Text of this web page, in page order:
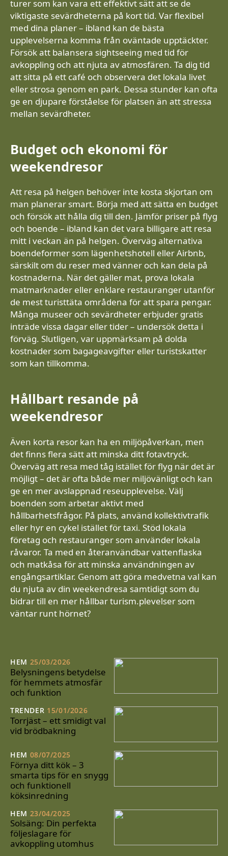
turer som kan vara ett effektivt sätt att se de
viktigaste sevärdheterna på kort tid. Var flexibel
med dina planer – ibland kan de bästa
upplevelserna komma från oväntade upptäckter.
Försök att balansera sightseeing med tid för
avkoppling och att njuta av atmosfären. Ta dig tid
att sitta på ett café och observera det lokala livet
eller strosa genom en park. Dessa stunder kan ofta
ge en djupare förståelse för platsen än att stressa
mellan sevärdheter.
Budget och ekonomi för
weekendresor
Att resa på helgen behöver inte kosta skjortan om
man planerar smart. Börja med att sätta en budget
och försök att hålla dig till den. Jämför priser på flyg
och boende – ibland kan det vara billigare att resa
mitt i veckan än på helgen. Överväg alternativa
boendeformer som lägenhetshotell eller Airbnb,
särskilt om du reser med vänner och kan dela på
kostnaderna. När det gäller mat, prova lokala
matmarknader eller enklare restauranger utanför
de mest turisttäta områdena för att spara pengar.
Många museer och sevärdheter erbjuder gratis
inträde vissa dagar eller tider – undersök detta i
förväg. Slutligen, var uppmärksam på dolda
kostnader som bagageavgifter eller turistskatter
som kan tillkomma.
Hållbart resande på
weekendresor
Även korta resor kan ha en miljöpåverkan, men
det finns flera sätt att minska ditt fotavtryck.
Överväg att resa med tåg istället för flyg när det är
möjligt – det är ofta både mer miljövänligt och kan
ge en mer avslappnad reseupplevelse. Välj
boenden som arbetar aktivt med
hållbarhetsfrågor. På plats, använd kollektivtrafik
eller hyr en cykel istället för taxi. Stöd lokala
företag och restauranger som använder lokala
råvaror. Ta med en återanvändbar vattenflaska
och matkåsa för att minska användningen av
engångsartiklar. Genom att göra medvetna val kan
du njuta av din weekendresa samtidigt som du
bidrar till en mer hållbar turism.plevelser som
väntar runt hörnet?
HEM 25/03/2026
Belysningens betydelse
för hemmets atmosfär
och funktion
TRENDER 15/01/2026
Torrjäst – ett smidigt val
vid brödbakning
HEM 08/07/2025
Förnya ditt kök – 3
smarta tips för en snygg
och funktionell
köksinredning
HEM 23/04/2025
Solsäng: Din perfekta
följeslagare för
avkoppling utomhus